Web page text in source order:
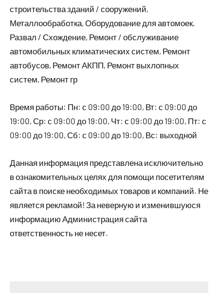
строительства зданий / сооружений,
Металлообработка, Оборудование для автомоек,
Развал / Схождение, Ремонт / обслуживание
автомобильных климатических систем, Ремонт
автобусов, Ремонт АКПП, Ремонт выхлопных
систем, Ремонт гр
Время работы: Пн: с 09:00 до 19:00, Вт: с 09:00 до
19:00, Ср: с 09:00 до 19:00, Чт: с 09:00 до 19:00, Пт: с
09:00 до 19:00, Сб: с 09:00 до 19:00, Вс: выходной
Данная информация представлена исключительно
в ознакомительных целях для помощи посетителям
сайта в поиске необходимых товаров и компаний. Не
является рекламой! За неверную и изменившуюся
информацию Администрация сайта
ответственность не несет.